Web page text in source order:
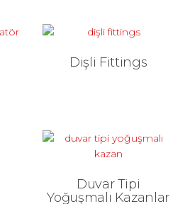
Dişli Fittings
Duvar Tipi
Yoğuşmalı Kazanlar